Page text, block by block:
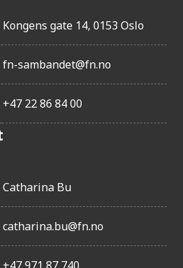
Kongens gate 14, 0153 Oslo
fn-sambandet@fn.no
+47 22 86 84 00
Catharina Bu
catharina.bu@fn.no